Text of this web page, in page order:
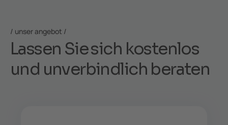
unser angebot
Lassen Siesich kostenlos
und unverbindlich beraten